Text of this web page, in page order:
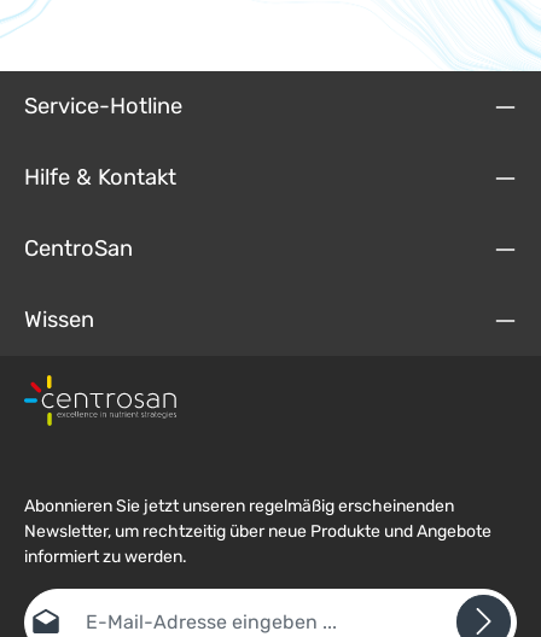
Service-Hotline
Hilfe & Kontakt
CentroSan
Wissen
Abonnieren Sie jetzt unseren regelmäßig erscheinenden
Newsletter, um rechtzeitig über neue Produkte und Angebote
informiert zu werden.
E-Mail-Adresse*